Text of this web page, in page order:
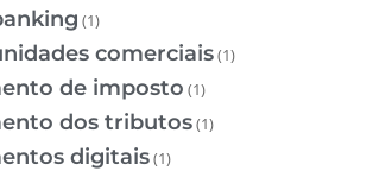
(1)
comerciais(1)
de imposto (1)
dos tributos(1)
digitais(1)